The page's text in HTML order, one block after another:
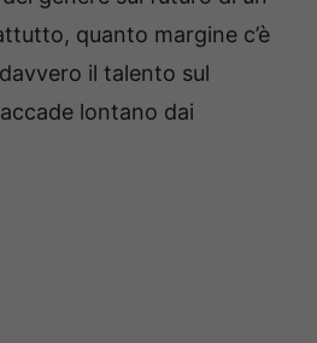
quanto margine c’è
il talento sul
lontano dai